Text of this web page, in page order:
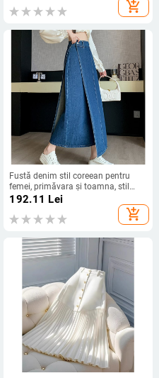
add_shopping_cart
Fustă denim stil coreean pentru
femei, primăvara și toamna, stil
academic, talie înaltă, retro, șold,
acoperire, design slăbit, Sense
Niche, fustă A-line
192.11 Lei
add_shopping_cart